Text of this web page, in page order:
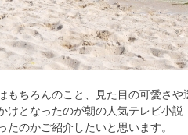
もちろんのこと、見た目の可愛さ
けとなったのが朝の人気テレビ小
たのかご紹介したいと思います。